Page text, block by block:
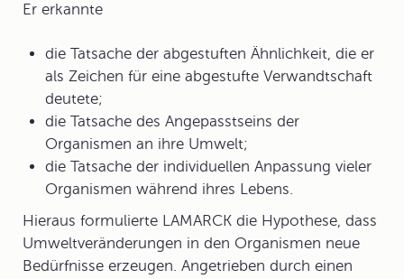
Er erkannte
die Tatsache der abgestuften Ähnlichkeit, die er
als Zeichen für eine abgestufte Verwandtschaft
deutete;
die Tatsache des Angepasstseins der
Organismen an ihre Umwelt;
die Tatsache der individuellen Anpassung vieler
Organismen während ihres Lebens.
Hieraus formulierte LAMARCK die Hypothese, dass
Umweltveränderungen in den Organismen neue
Bedürfnisse erzeugen. Angetrieben durch einen